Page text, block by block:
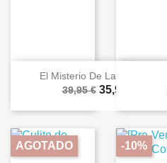
El Misterio De La Abadía...
39,95 € 35,96 €
AGOTADO -10%